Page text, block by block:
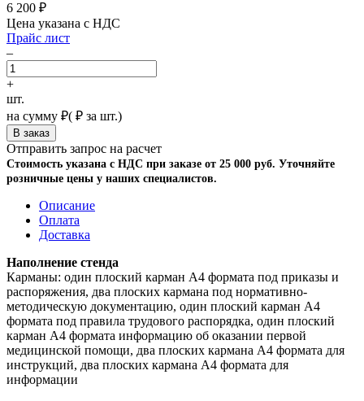
6 200 ₽
Цена указана с НДС
Прайс лист
–
+
шт.
на сумму ₽( ₽ за шт.)
Отправить запрос на расчет
Стоимость указана с НДС при заказе от 25 000 руб. Уточняйте
розничные цены у наших специалистов.
Описание
Оплата
Доставка
Наполнение стенда
Карманы: один плоский карман А4 формата под приказы и
распоряжения, два плоских кармана под нормативно-
методическую документацию, один плоский карман А4
формата под правила трудового распорядка, один плоский
карман А4 формата информацию об оказании первой
медицинской помощи, два плоских кармана А4 формата для
инструкций, два плоских кармана А4 формата для
информации